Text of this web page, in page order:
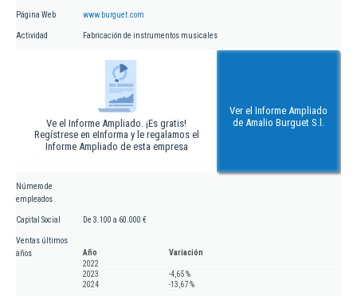
Página Web www.burguet.com
Actividad Fabricación de instrumentos musicales
Ve el Informe Ampliado. ¡Es gratis!
Regístrese en eInforma y le regalamos el
Informe Ampliado de esta empresa
Ver el Informe Ampliado
de Amalio Burguet S.l.
Número de
empleados
Capital Social De 3.100 a 60.000 €
Ventas últimos
años
Año
Variación
2022
2023
-4,65 %
2024
-13,67 %